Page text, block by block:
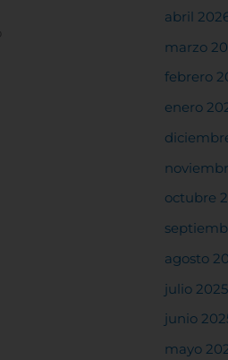
abril
marzo
febrero
enero
octubre
agosto
julio 2025
junio
mayo